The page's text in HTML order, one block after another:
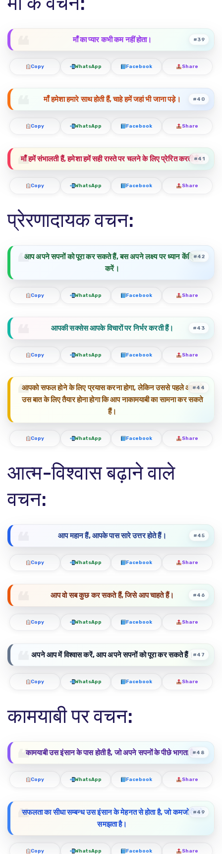
माँ का प्यार कभी कम नहीं होता। #39
Copy WhatsApp Facebook Share
माँ हमेशा हमारे साथ होती हैं, चाहे हमें जहां भी जाना पड़े। #40
Copy WhatsApp Facebook Share
माँ हमें संभालती हैं, हमेशा हमें सही रास्ते पर चलने के लिए प्रेरित करती हैं।
#41
Copy WhatsApp Facebook Share
प्रेरणादायक वचन:
आप अपने सपनों को पूरा कर सकते हैं, बस अपने लक्ष्य पर ध्यान केंद्रित
करें।
#42
Copy WhatsApp Facebook Share
आपकी सक्सेस आपके विचारों पर निर्भर करती हैं। #43
Copy WhatsApp Facebook Share
आपको सफल होने के लिए प्रयास करना होगा, लेकिन उससे पहले आपको
उस बात के लिए तैयार होना होगा कि आप नाकामयाबी का सामना कर सकते
हैं।
#44
Copy WhatsApp Facebook Share
आत्म-विश्वास बढ़ाने वाले
वचन:
आप महान हैं, आपके पास सारे उत्तर होते हैं। #45
Copy WhatsApp Facebook Share
आप वो सब कुछ कर सकते हैं, जिसे आप चाहते हैं। #46
Copy WhatsApp Facebook Share
अपने आप में विश्वास करें, आप अपने सपनों को पूरा कर सकते हैं। #47
Copy WhatsApp Facebook Share
कामयाबी पर वचन:
कामयाबी उस इंसान के पास होती है, जो अपने सपनों के पीछे भागता है।#48
Copy WhatsApp Facebook Share
सफलता का सीधा सम्बन्ध उस इंसान के मेहनत से होता है, जो कमजोरी को
समझता है।
#49
Copy WhatsApp Facebook Share